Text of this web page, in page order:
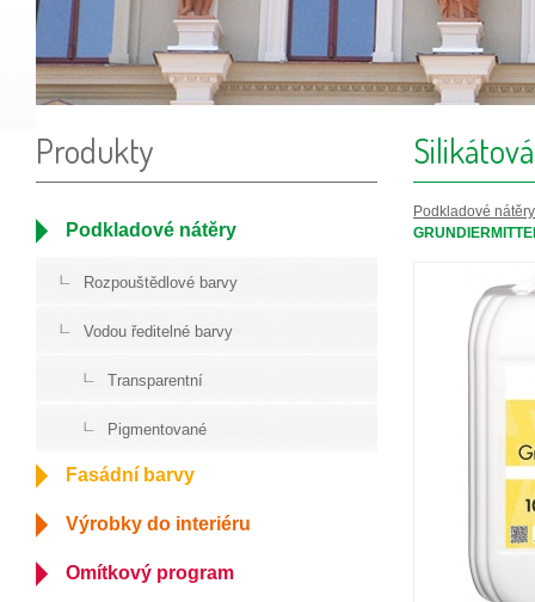
Produkty
Podkladové nátěry
Rozpouštědlové barvy
Vodou ředitelné barvy
Transparentní
Pigmentované
Fasádní barvy
Výrobky do interiéru
Omítkový program
Podkladové nátěry